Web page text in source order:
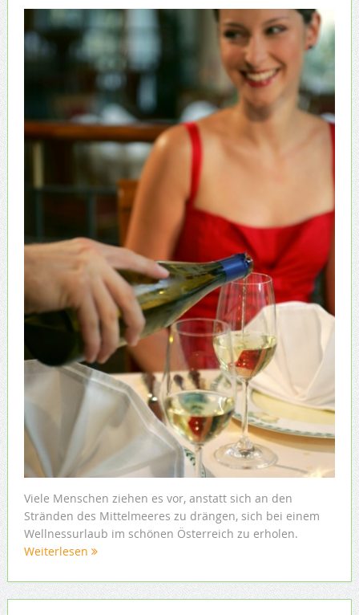
Viele Menschen ziehen es vor, anstatt sich an den
Stränden des Mittelmeeres zu drängen, sich bei einem
Wellnessurlaub im schönen Österreich zu erholen.
Weiterlesen